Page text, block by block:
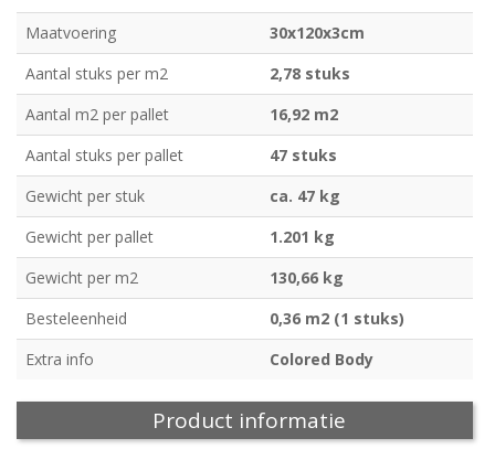
Maatvoering
30x120x3cm
Aantal stuks per m2
2,78 stuks
Aantal m2 per pallet
16,92 m2
Aantal stuks per pallet
47 stuks
Gewicht per stuk
ca. 47 kg
Gewicht per pallet
1.201 kg
Gewicht per m2
130,66 kg
Besteleenheid
0,36 m2 (1 stuks)
Extra info
Colored Body
Product informatie